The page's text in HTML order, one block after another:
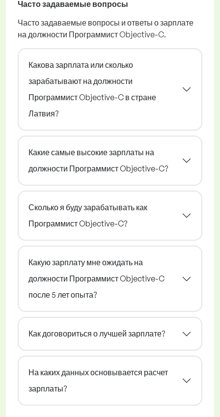
Часто задаваемые вопросы
Часто задаваемые вопросы и ответы о зарплате
на должности Программист Objective-C.
Какова зарплата или сколько
зарабатывают на должности
Программист Objective-C в стране
Латвия?
Какие самые высокие зарплаты на
должности Программист Objective-C?
Сколько я буду зарабатывать как
Программист Objective-C?
Какую зарплату мне ожидать на
должности Программист Objective-C
после 5 лет опыта?
Как договориться о лучшей зарплате?
На каких данных основывается расчет
зарплаты?